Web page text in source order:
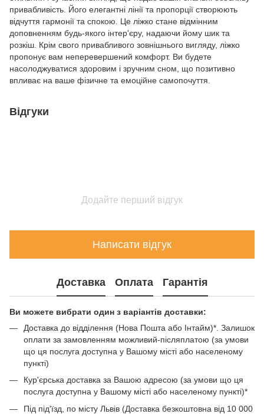
привабливість. Його елегантні лінії та пропорції створюють
відчуття гармонії та спокою. Це ліжко стане відмінним
доповненням будь-якого інтер'єру, надаючи йому шик та
розкіш. Крім свого привабливого зовнішнього вигляду, ліжко
пропонує вам неперевершений комфорт. Ви будете
насолоджуватися здоровим і зручним сном, що позитивно
впливає на ваше фізичне та емоційне самопочуття.
Відгуки
Додайте перший відгук
Написати відгук
Доставка Оплата Гарантія
Ви можете вибрати один з варіантів доставки:
Доставка до відділення (Нова Пошта або Інтайм)*. Залишок
оплати за замовленням можливий-післяплатою (за умови
що ця послуга доступна у Вашому місті або населеному
пункті)
Кур'єрська доставка за Вашою адресою (за умови що ця
послуга доступна у Вашому місті або населеному пункті)*
Під під'їзд, по місту Львів (Доставка безкоштовна від 10 000